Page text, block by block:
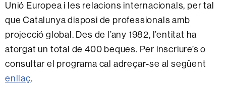
Unió Europea i les relacions internacionals, per tal
que Catalunya disposi de professionals amb
projecció global. Des de l’any 1982, l’entitat ha
atorgat un total de 400 beques. Per inscriure’s o
consultar el programa cal adreçar-se al següent
enllaç.